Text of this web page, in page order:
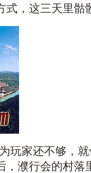
式，这三天里骷
玩家还不够，
，濮行会的村落